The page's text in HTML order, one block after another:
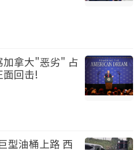
加拿大"恶劣" 占
回击!
型油桶上路 西